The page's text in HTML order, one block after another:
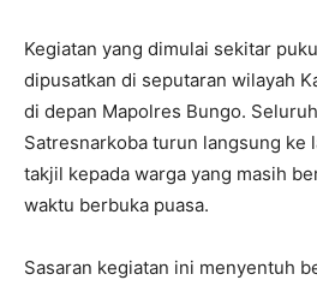
Kegiatan yang dimulai sekitar
dipusatkan di seputaran wilayah
di depan Mapolres Bungo.
Satresnarkoba turun langsung ke
takjil kepada warga yang masih
waktu berbuka puasa.
Sasaran kegiatan ini menyentuh